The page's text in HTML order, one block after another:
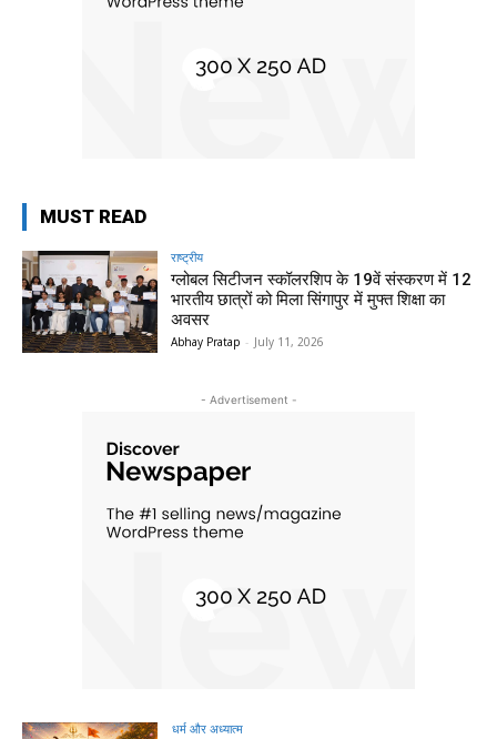
MUST READ
राष्ट्रीय
ग्लोबल सिटीजन स्कॉलरशिप के 19वें संस्करण में 12
भारतीय छात्रों को मिला सिंगापुर में मुफ्त शिक्षा का
अवसर
Abhay Pratap - July 11, 2026
- Advertisement -
धर्म और अध्यात्म